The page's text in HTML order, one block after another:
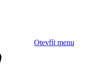
Otevřít menu